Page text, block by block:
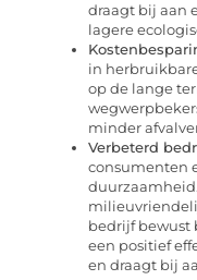
draagt bij aan
lagere
in
op de lange
minder
Verbeterd
consumenten
bedrijf bewust
een positief
en draagt bij